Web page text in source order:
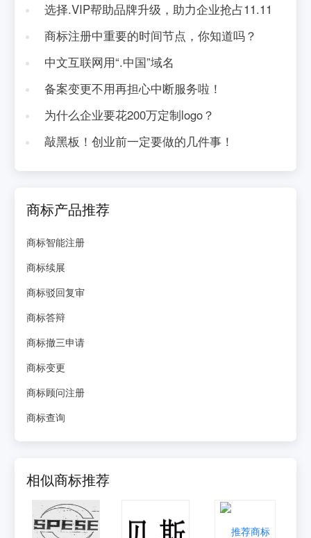
选择.VIP帮助品牌升级，助力企业抢占11.11
商标注册中重要的时间节点，你知道吗？
中文互联网用“.中国”域名
备案变更不用再担心中断服务啦！
为什么企业要花200万定制logo？
敲黑板！创业前一定要做的几件事！
商标产品推荐
商标智能注册
商标续展
商标驳回复审
商标答辩
商标撤三申请
商标变更
商标顾问注册
商标查询
相似商标推荐